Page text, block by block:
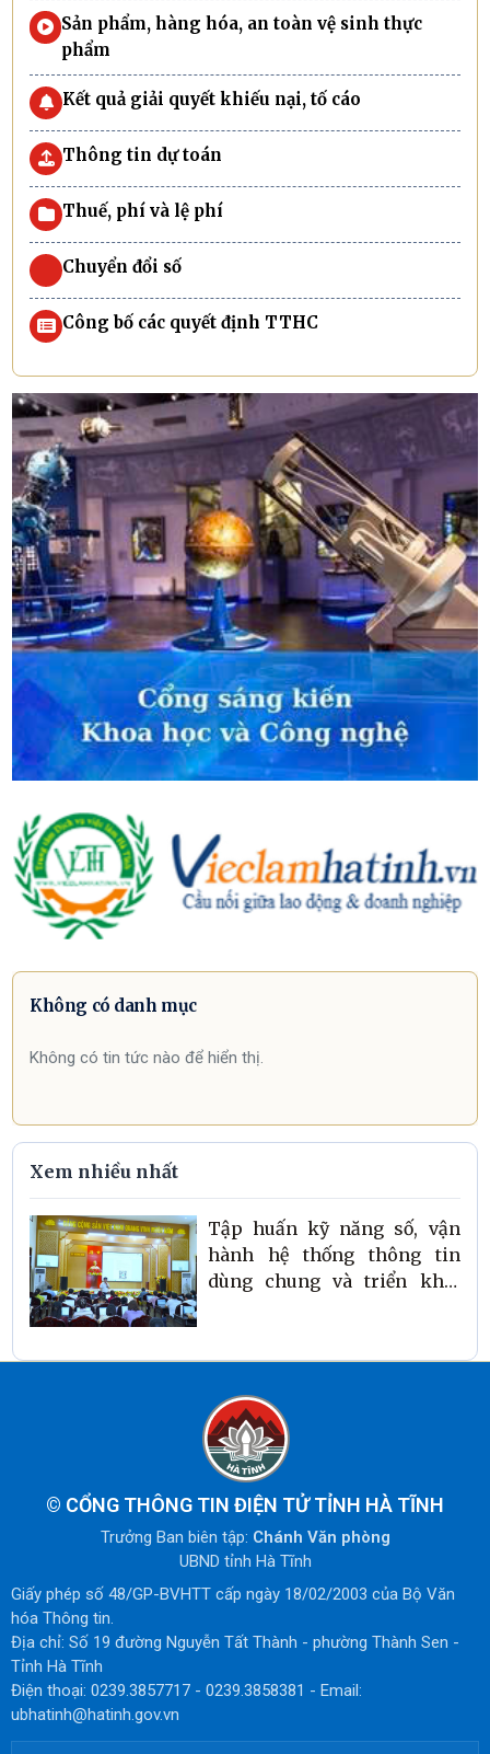
Sản phẩm, hàng hóa, an toàn vệ sinh thực
phẩm
Kết quả giải quyết khiếu nại, tố cáo
Thông tin dự toán
Thuế, phí và lệ phí
Chuyển đổi số
Công bố các quyết định TTHC
Không có danh mục
Không có tin tức nào để hiển thị.
Xem nhiều nhất
Tập huấn kỹ năng số, vận
hành hệ thống thông tin
dùng chung và triển khai
© CỔNG THÔNG TIN ĐIỆN TỬ TỈNH HÀ TĨNH
Trưởng Ban biên tập: Chánh Văn phòng
UBND tỉnh Hà Tĩnh
Giấy phép số 48/GP-BVHTT cấp ngày 18/02/2003 của Bộ Văn
hóa Thông tin.
Địa chỉ: Số 19 đường Nguyễn Tất Thành - phường Thành Sen -
Tỉnh Hà Tĩnh
Điện thoại: 0239.3857717 - 0239.3858381 - Email:
ubhatinh@hatinh.gov.vn